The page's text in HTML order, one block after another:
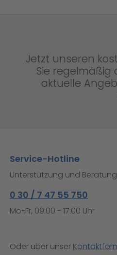
Jetzt unseren
Sie regelmäßig
aktuelle
Service-Hotline
Unterstützung und
0 30 / 7 47 55 750
Mo-Fr, 09:00 - 17:00 Uhr
Oder über unser